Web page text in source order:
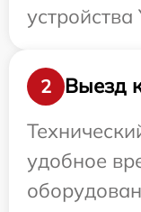
2
Выезд
удобное